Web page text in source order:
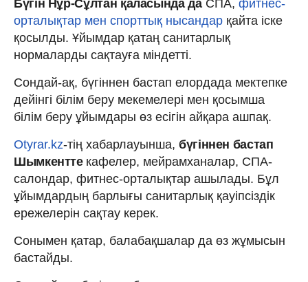
Бүгін Нұр-Сұлтан қаласында даСПА, фитнес-
орталықтар мен спорттық нысандар қайта іске
қосылды. Ұйымдар қатаң санитарлық
нормаларды сақтауға міндетті.
Сондай-ақ, бүгіннен бастап елордада мектепке
дейінгі білім беру мекемелері мен қосымша
білім беру ұйымдары өз есігін айқара ашпақ.
Otyrar.kz-тің хабарлауынша, бүгіннен бастап
Шымкентте кафелер, мейрамханалар, СПА-
салондар, фитнес-орталықтар ашылады. Бұл
ұйымдардың барлығы санитарлық қауіпсіздік
ережелерін сақтау керек.
Сонымен қатар, балабақшалар да өз жұмысын
бастайды.